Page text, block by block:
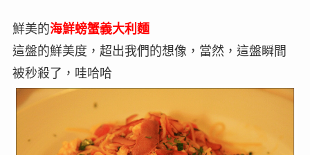
鮮美的海鮮螃蟹義大利麵
這盤的鮮美度，超出我們的想像，當然，這盤瞬間
被秒殺了，哇哈哈